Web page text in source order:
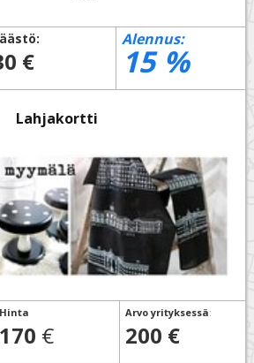
€
Alennus:
15%
Lahjakortti
Hinta
170 €
Arvo yrityksessä:
200 €